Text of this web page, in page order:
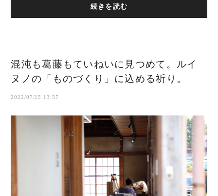
続きを読む
混沌も葛藤もていねいに見つめて。ルイ
ヌノの「ものづくり」に込める祈り。
2022/07/15 13:57